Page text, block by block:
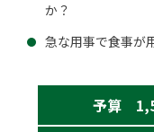
か？
急な用事で食事が
予算